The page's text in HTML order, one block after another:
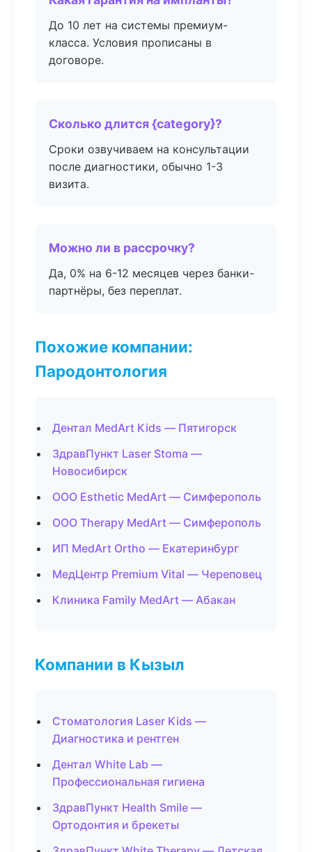
До 10 лет на системы премиум-
класса. Условия прописаны в
договоре.
Сколько длится {category}?
Сроки озвучиваем на консультации
после диагностики, обычно 1-3
визита.
Можно ли в рассрочку?
Да, 0% на 6-12 месяцев через банки-
партнёры, без переплат.
Похожие компании:
Пародонтология
Дентал MedArt Kids — Пятигорск
ЗдравПункт Laser Stoma —
Новосибирск
ООО Esthetic MedArt — Симферополь
ООО Therapy MedArt — Симферополь
ИП MedArt Ortho — Екатеринбург
МедЦентр Premium Vital — Череповец
Клиника Family MedArt — Абакан
Компании в Кызыл
Стоматология Laser Kids —
Диагностика и рентген
Дентал White Lab —
Профессиональная гигиена
ЗдравПункт Health Smile —
Ортодонтия и брекеты